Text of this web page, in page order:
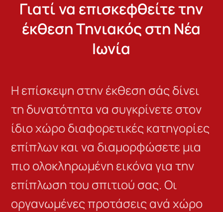
Γιατί να επισκεφθείτε την
έκθεση Τηνιακός στη Νέα
Ιωνία
Η επίσκεψη στην έκθεση σάς δίνει
τη δυνατότητα να συγκρίνετε στον
ίδιο χώρο διαφορετικές κατηγορίες
επίπλων και να διαμορφώσετε μια
πιο ολοκληρωμένη εικόνα για την
επίπλωση του σπιτιού σας. Οι
οργανωμένες προτάσεις ανά χώρο